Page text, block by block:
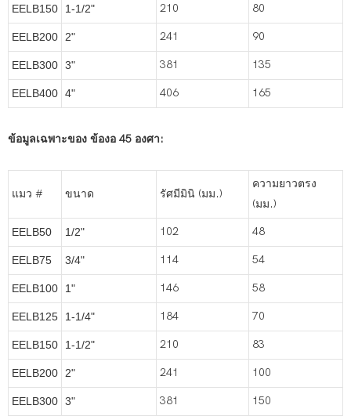
EELB150 1-1/2" 210 80
EELB200 2" 241 90
EELB300 3" 381 135
EELB400 4" 406 165
ข้อมูลเฉพาะของ ข้องอ 45 องศา:
แมว # ขนาด รัศมีมินิ (มม.)
ความยาวตรง
(มม.)
EELB50 1/2" 102 48
EELB75 3/4" 114 54
EELB100 1" 146 58
EELB125 1-1/4" 184 70
EELB150 1-1/2" 210 83
EELB200 2" 241 100
EELB300 3" 381 150